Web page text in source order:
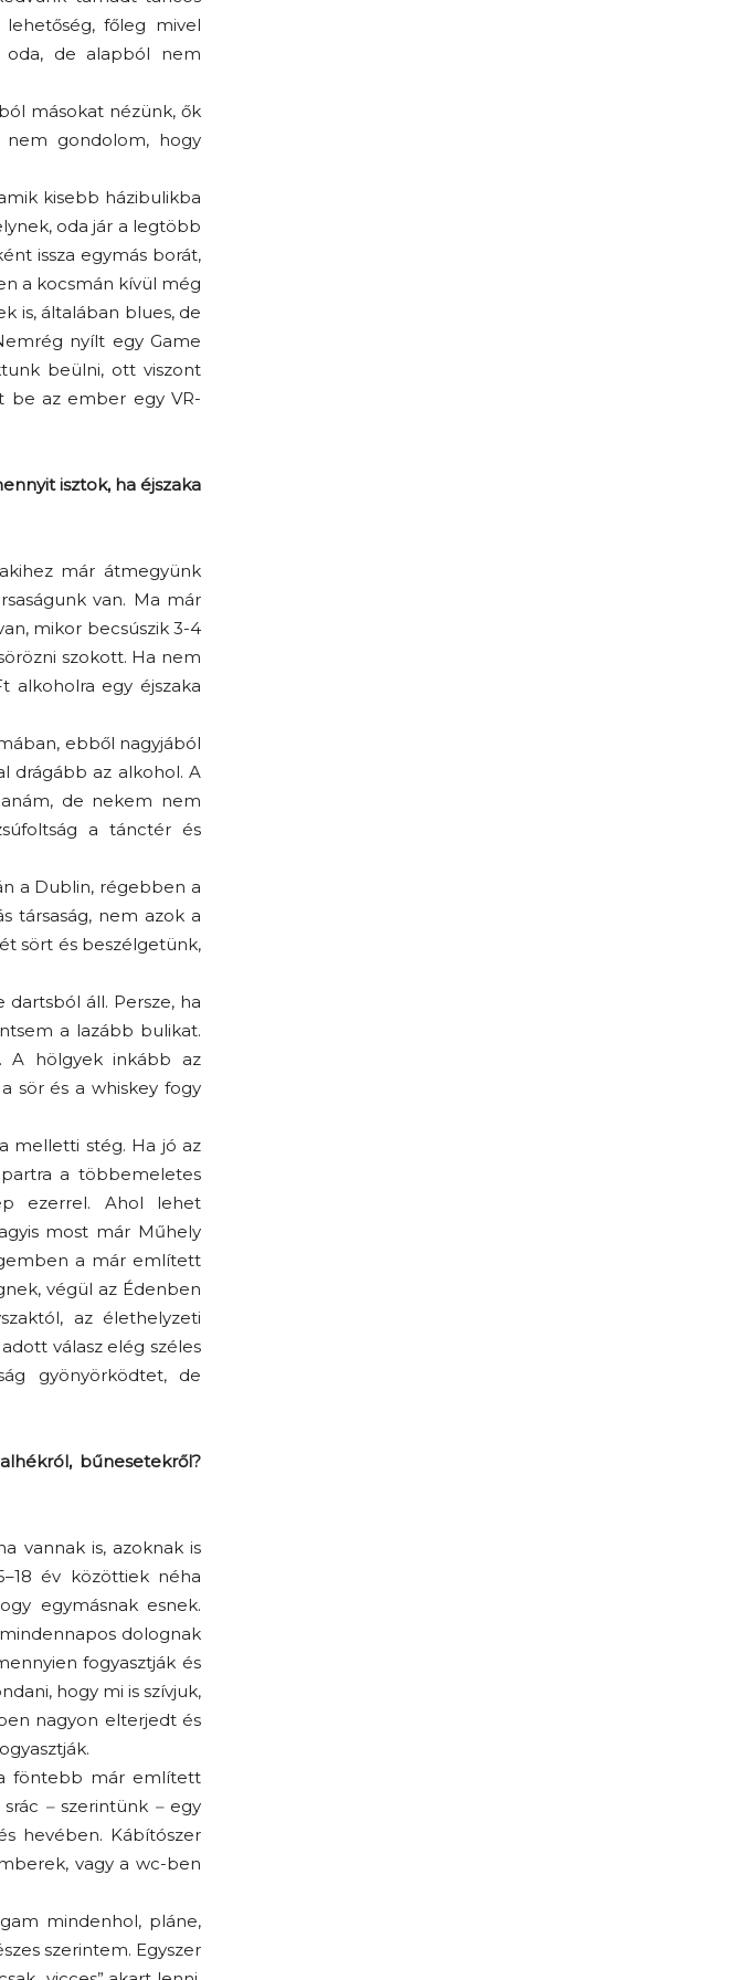
főleg mivel
oda, de alapból nem
másokat nézünk, ők
nem gondolom, hogy
kisebb házibulikba
oda jár a legtöbb
issza egymás borát,
a kocsmán kívül még
is, általában blues, de
nyílt egy Game
beülni, ott viszont
be az ember egy VR-
isztok, ha éjszaka
már átmegyünk
van. Ma már
mikor becsúszik 3-4
szokott. Ha nem
alkoholra egy éjszaka
ebből nagyjából
drágább az alkohol. A
de nekem nem
a tánctér és
a Dublin, régebben a
társaság, nem azok a
sört és beszélgetünk,
áll. Persze, ha
a lazább bulikat.
A hölgyek inkább az
sör és a whiskey fogy
melletti stég. Ha jó az
a többemeletes
ezerrel. Ahol lehet
most már Műhely
a már említett
végül az Édenben
az élethelyzeti
válasz elég széles
gyönyörködtet, de
bűnesetekről?
vannak is, azoknak is
év közöttiek néha
egymásnak esnek.
dolognak
fogyasztják és
hogy mi is szívjuk,
nagyon elterjedt és
föntebb már említett
–szerintünk –egy
hevében. Kábítószer
vagy a wc-ben
mindenhol, pláne,
szerintem. Egyszer